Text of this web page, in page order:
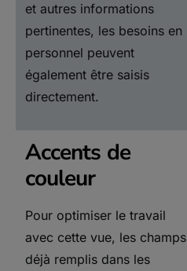
et autres informations
pertinentes, les besoins en
personnel peuvent
également être saisis
directement.
Accents de
couleur
Pour optimiser le travail
avec cette vue, les champs
déjà remplis dans les